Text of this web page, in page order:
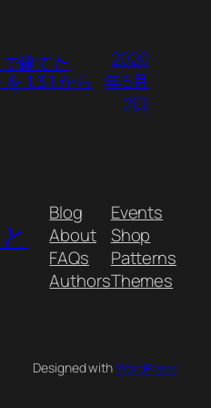
建てた
1.3.1 から
2020
年5月
2日
Blog
About
FAQs
Authors
Events
Shop
Patterns
Themes
Designed withWordPress